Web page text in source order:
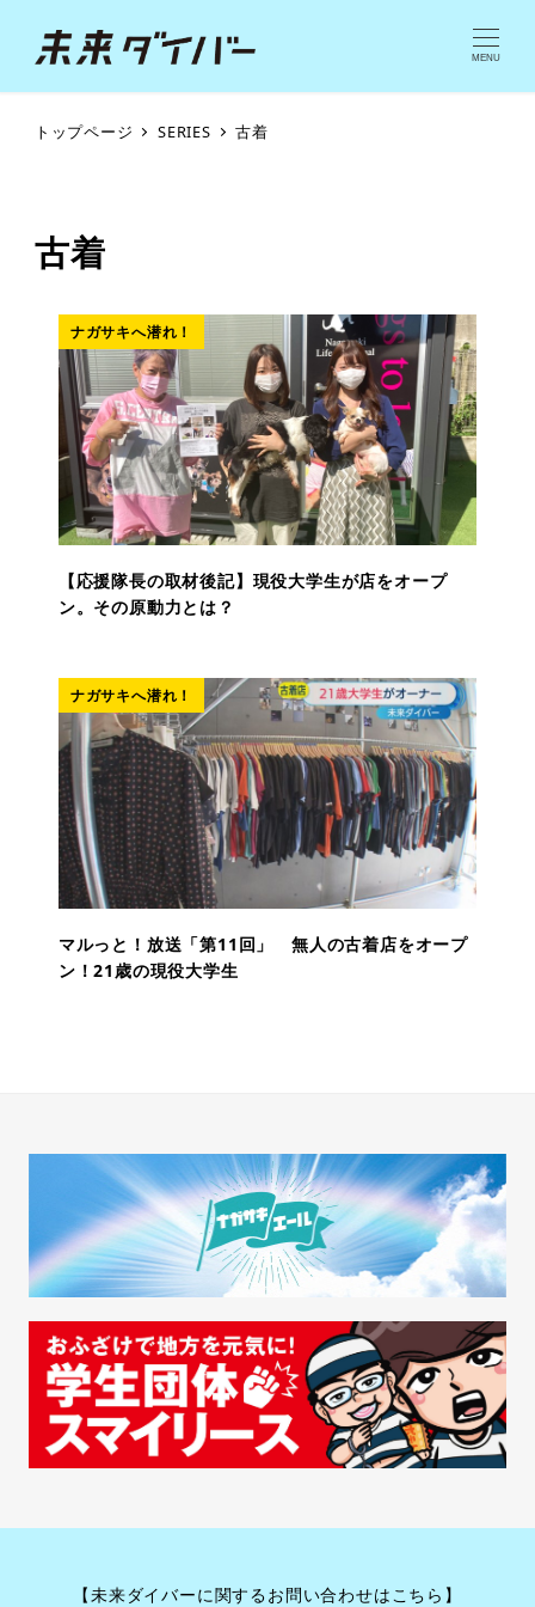
MENU
トップページ SERIES 古着
古着
ナガサキへ潜れ！
【応援隊長の取材後記】現役大学生が店をオープ
ン。その原動力とは？
ナガサキへ潜れ！
マルっと！放送「第11回」 無人の古着店をオープ
ン！21歳の現役大学生
【未来ダイバーに関するお問い合わせはこちら】